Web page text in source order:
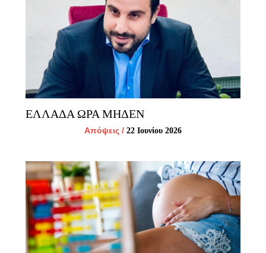
ΕΛΛΑΔΑ ΩΡΑ ΜΗΔΕΝ
Απόψεις / 22 Ιουνίου 2026